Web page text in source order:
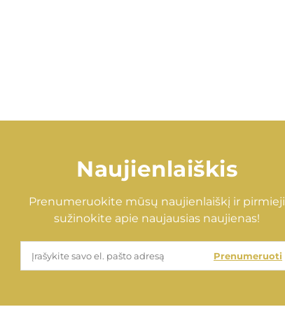
Naujienlaiškis
Prenumeruokite mūsų naujienlaiškį ir pirmieji
sužinokite apie naujausias naujienas!
Prenumeruoti